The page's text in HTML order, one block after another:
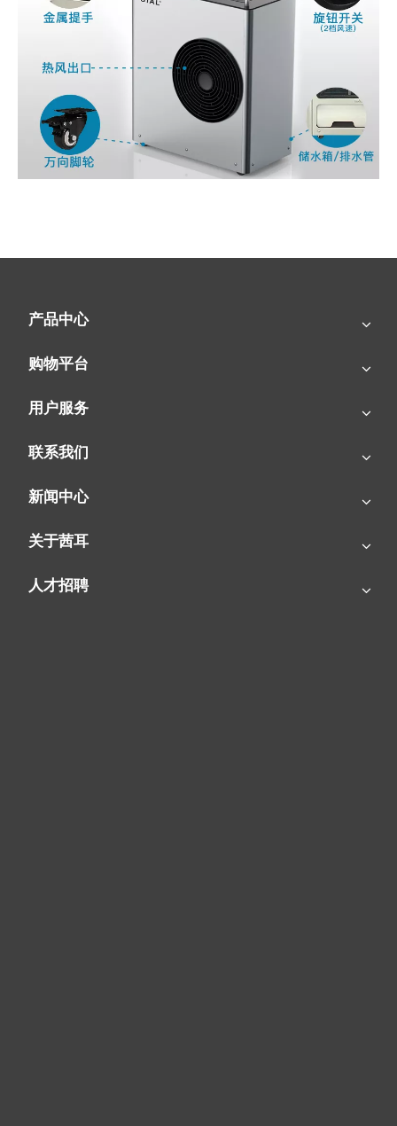
SIAL茜耳-源于欧洲的工业农牧空气处理专家
产品中心
购物平台
用户服务
联系我们
新闻中心
关于茜耳
人才招聘